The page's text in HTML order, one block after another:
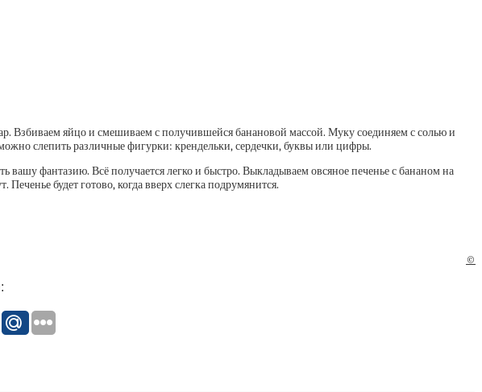
Взбиваем яйцо и смешиваем с получившейся банановой массой. Муку соединяем с солью и
слепить различные фигурки: крендельки, сердечки, буквы или цифры.
вашу фантазию. Всё получается легко и быстро. Выкладываем овсяное печенье с бананом на
будет готово, когда вверх слегка подрумянится.
©